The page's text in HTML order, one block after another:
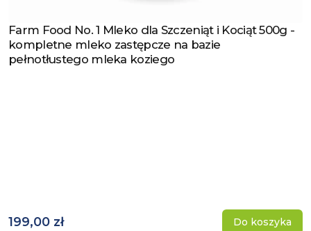
Zobacz produkt
Farm Food No. 1 Mleko dla Szczeniąt i Kociąt 500g -
kompletne mleko zastępcze na bazie
pełnotłustego mleka koziego
199,00 zł Do koszyka